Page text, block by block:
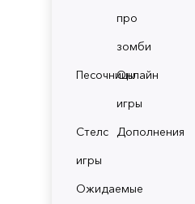
про
зомби
ПесочницыОнлайн
игры
Стелс
игры
Дополнения
Ожидаемые